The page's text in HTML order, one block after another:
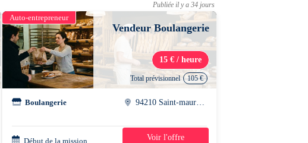
Publiée il y a 34 jours
Auto-entrepreneur
Vendeur Boulangerie
15 € / heure
Total prévisionnel 105 €
Boulangerie
Début de la mission
1 jour
Voir l'offre